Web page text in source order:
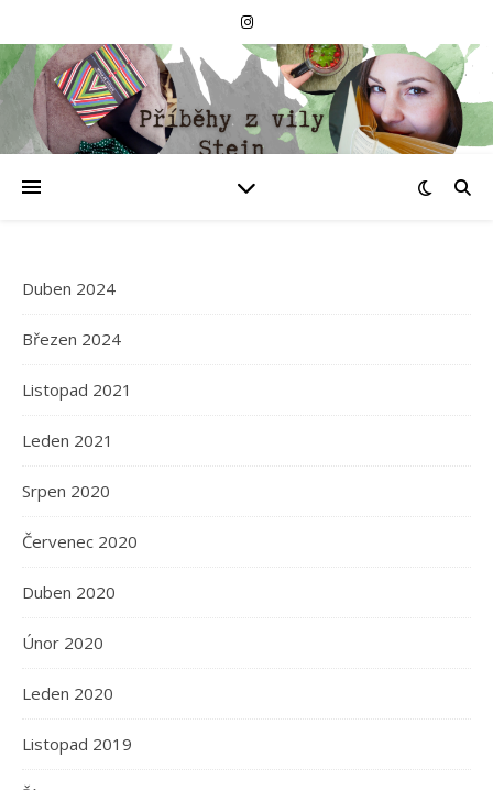
Duben 2024
Březen 2024
Listopad 2021
Leden 2021
Srpen 2020
Červenec 2020
Duben 2020
Únor 2020
Leden 2020
Listopad 2019